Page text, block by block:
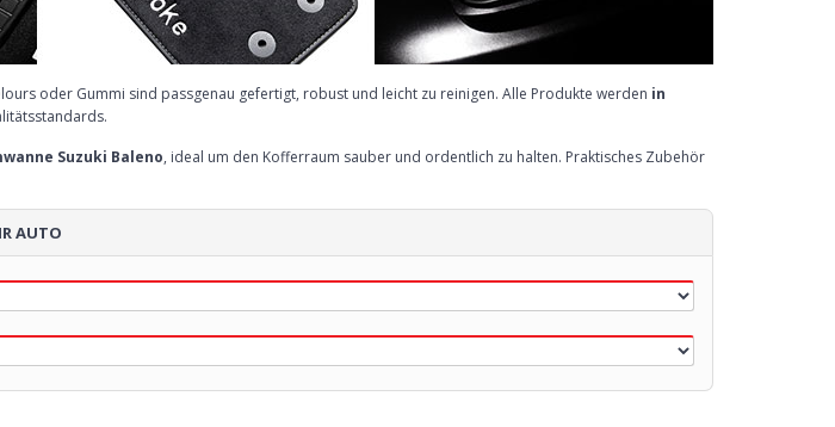
oder Gummi sind passgenau gefertigt, robust und leicht zu reinigen. Alle Produkte werden in
Suzuki Baleno, ideal um den Kofferraum sauber und ordentlich zu halten. Praktisches Zubehör
AUTO